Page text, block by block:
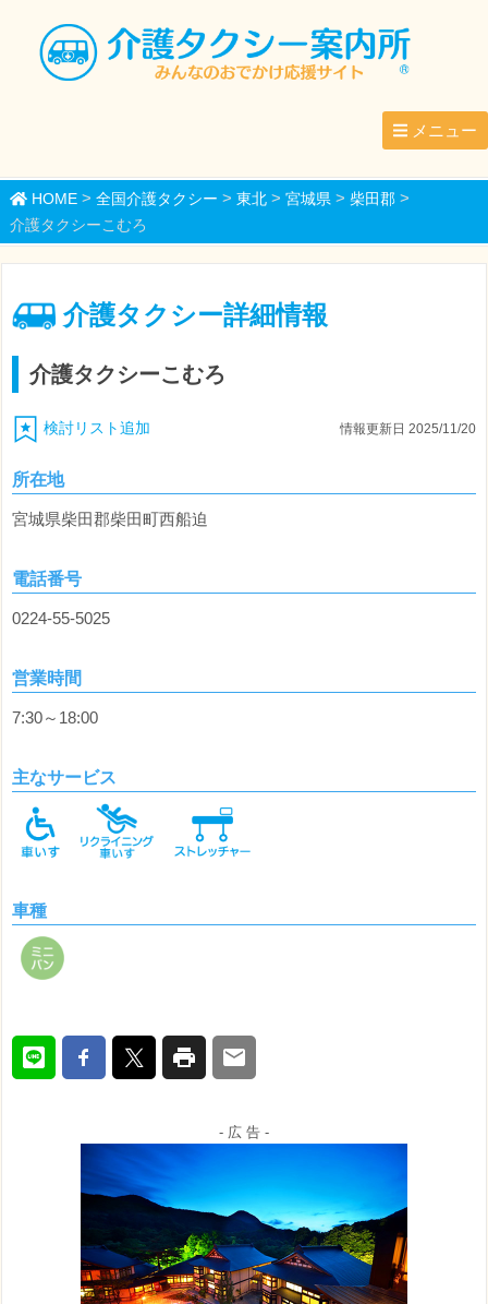
メニュー
HOME> 全国介護タクシー > 東北> 宮城県> 柴田郡>
介護タクシーこむろ
介護タクシー詳細情報
介護タクシーこむろ
検討リスト追加 情報更新日 2025/11/20
所在地
宮城県柴田郡柴田町西船迫
電話番号
0224-55-5025
営業時間
7:30～18:00
主なサービス
車種
- 広 告 -